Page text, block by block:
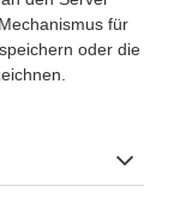
für
oder die